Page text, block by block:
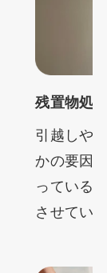
残置物処
引越しや
かの要因
っている
させてい